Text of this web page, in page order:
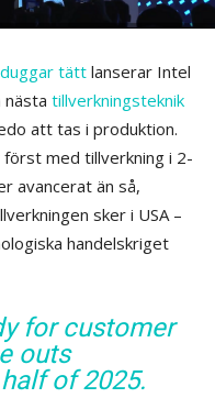
tätt lanserar Intel
nästa tillverkningsteknik
att tas i produktion.
med tillverkning i 2-
avancerat än så,
sker i USA –
handelskriget
for customer
outs
of 2025.